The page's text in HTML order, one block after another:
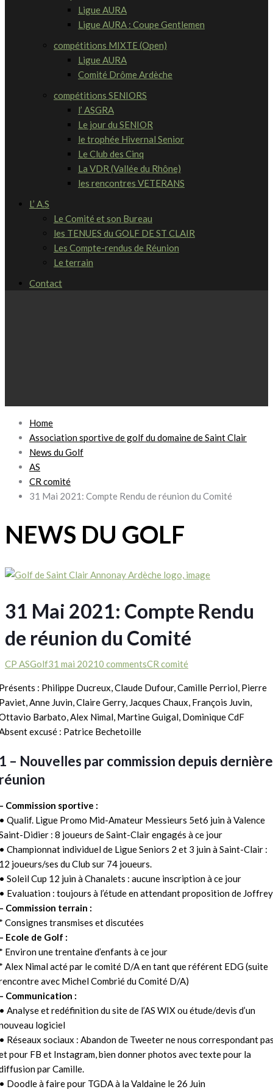
Ligue AURA
Ligue AURA : Coupe Gentlemen
compétitions MIXTE (Open)
Ligue AURA
Comité Drôme Ardèche
compétitions SENIORS
l’ ASGRA
Le jour du SENIOR
le trophée Hivernal Senior
Le Club des Cinq
La VDR (Vallée du Rhône)
les rencontres VETERANS
L’ A.S
Le Comité et son Bureau
les TENUES du GOLF DE ST CLAIR
Les Compte-rendus de Réunion
Le terrain
Contact
Home
Association sportive de golf du domaine de Saint Clair
News du Golf
AS
CR comité
31 Mai 2021: Compte Rendu de réunion du Comité
NEWS DU GOLF
31 Mai 2021: Compte Rendu
de réunion du Comité
CP ASGolf31 mai 20210 commentsCR comité
: Philippe Ducreux, Claude Dufour, Camille Perriol, Pierre
Anne Juvin, Claire Gerry, Jacques Chaux, François Juvin,
Barbato, Alex Nimal, Martine Guigal, Dominique CdF
excusé : Patrice Bechetoille
– Nouvelles par commission depuis dernière
Commission sportive :
Qualif. Ligue Promo Mid-Amateur Messieurs 5et6 juin à Valence
Didier : 8 joueurs de Saint-Clair engagés à ce jour
Championnat individuel de Ligue Seniors 2 et 3 juin à Saint-Clair :
joueurs/ses du Club sur 74 joueurs.
Soleil Cup 12 juin à Chanalets : aucune inscription à ce jour
Evaluation : toujours à l’étude en attendant proposition de Joffrey
Commission terrain :
Consignes transmises et discutées
Ecole de Golf :
Environ une trentaine d’enfants à ce jour
Alex Nimal acté par le comité D/A en tant que référent EDG (suite
avec Michel Combrié du Comité D/A)
Communication :
Analyse et redéfinition du site de l’AS WIX ou étude/devis d’un
logiciel
Réseaux sociaux : Abandon de Tweeter ne nous correspondant
pour FB et Instagram, bien donner photos avec texte pour la
par Camille.
Doodle à faire pour TGDA à la Valdaine le 26 Juin